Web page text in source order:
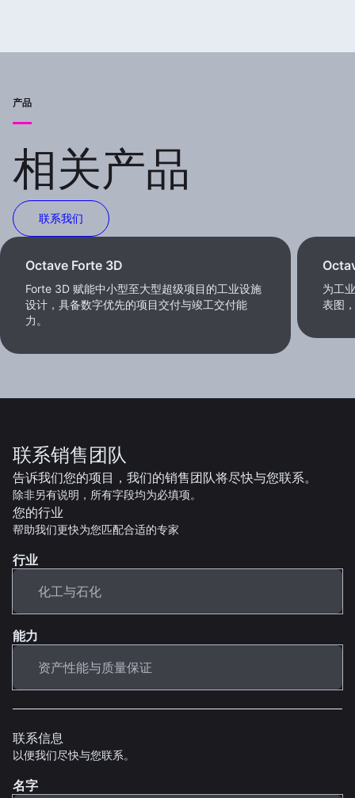
产品
相关产品
联系我们
Octave Forte 3D
Forte 3D 赋能中小型至大型超级项目的工业设施
设计，具备数字优先的项目交付与竣工交付能
力。
为工
表图
联系销售团队
告诉我们您的项目，我们的销售团队将尽快与您联系。
除非另有说明，所有字段均为必填项。
您的行业
帮助我们更快为您匹配合适的专家
行业
能力
联系信息
以便我们尽快与您联系。
名字